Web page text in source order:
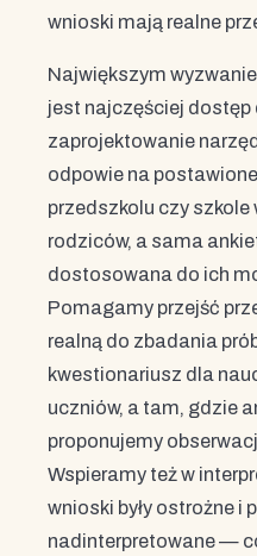
wnioski mają realne
Największym
jest najczęściej dostęp
zaprojektowanie
odpowie na
przedszkolu czy
rodziców, a sama
dostosowana do ich
Pomagamy przejść
realną do zbadania
kwestionariusz dla
uczniów, a tam, gdzie
proponujemy
Wspieramy też w
wnioski były ostrożne i
nadinterpretowane —